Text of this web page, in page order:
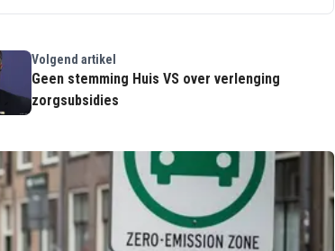
Volgend artikel
Geen stemming Huis VS over verlenging
zorgsubsidies